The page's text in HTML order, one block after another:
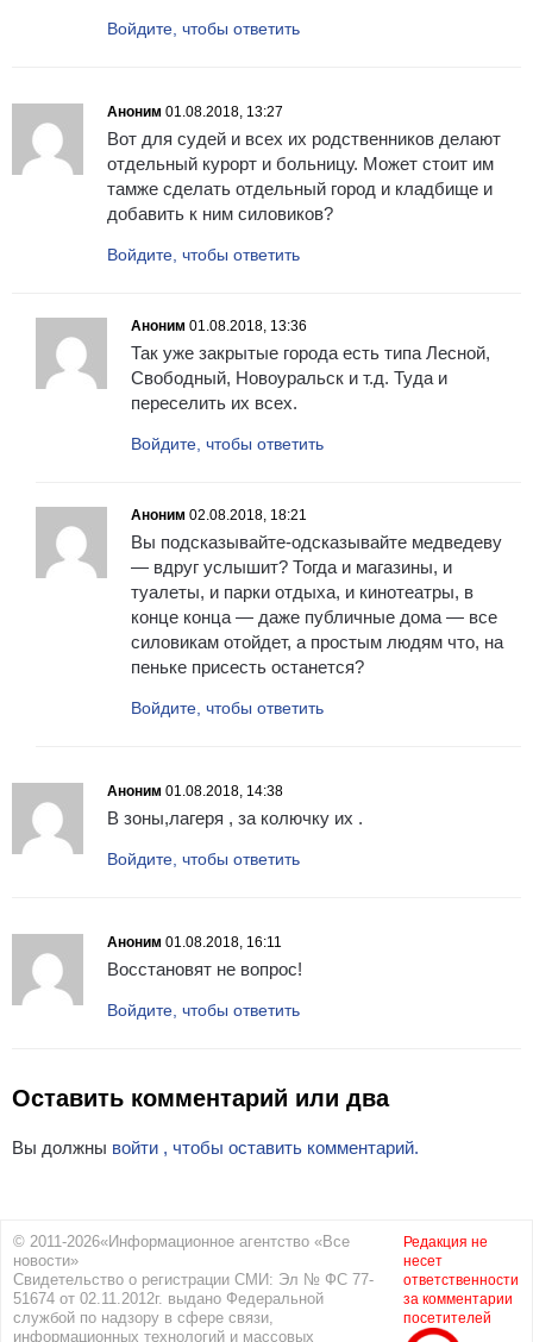
Войдите, чтобы ответить
Аноним 01.08.2018, 13:27
Вот для судей и всех их родственников делают
отдельный курорт и больницу. Может стоит им
тамже сделать отдельный город и кладбище и
добавить к ним силовиков?
Войдите, чтобы ответить
Аноним 01.08.2018, 13:36
Так уже закрытые города есть типа Лесной,
Свободный, Новоуральск и т.д. Туда и
переселить их всех.
Войдите, чтобы ответить
Аноним 02.08.2018, 18:21
Вы подсказывайте-одсказывайте медведеву
— вдруг услышит? Тогда и магазины, и
туалеты, и парки отдыха, и кинотеатры, в
конце конца — даже публичные дома — все
силовикам отойдет, а простым людям что, на
пеньке присесть останется?
Войдите, чтобы ответить
Аноним 01.08.2018, 14:38
В зоны,лагеря , за колючку их .
Войдите, чтобы ответить
Аноним 01.08.2018, 16:11
Восстановят не вопрос!
Войдите, чтобы ответить
Оставить комментарий или два
Вы должны войти , чтобы оставить комментарий.
© 2011-2026«Информационное агентство «Все
новости»
Свидетельство о регистрации СМИ: Эл № ФС 77-
51674 от 02.11.2012г. выдано Федеральной
службой по надзору в сфере связи,
информационных технологий и массовых
Редакция не
несет
ответственности
за комментарии
посетителей